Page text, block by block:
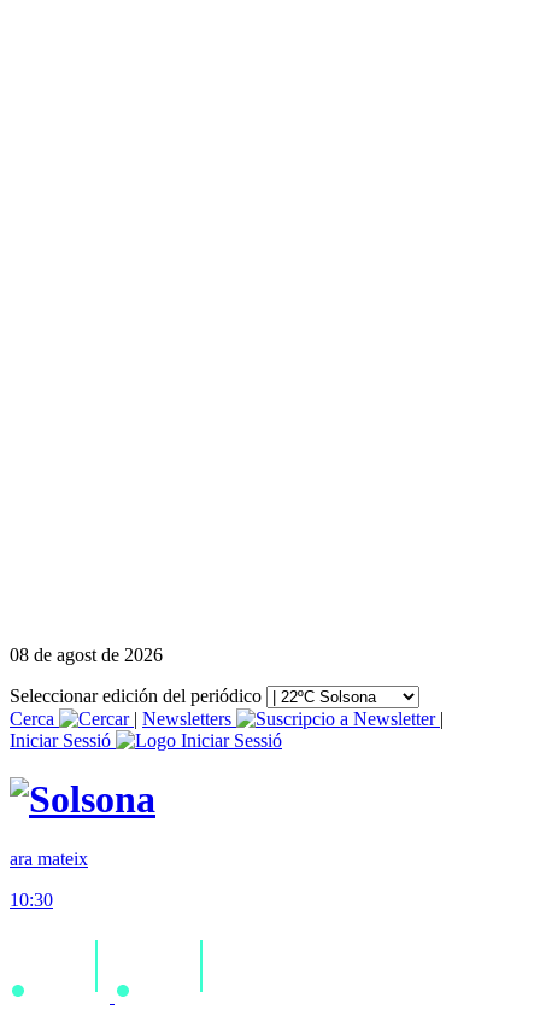
08 de agost de 2026
Seleccionar edición del periódico
Cerca
| Newsletters
|
Iniciar Sessió
ara mateix
10:30